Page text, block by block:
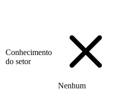
Conhecimento
do setor
Nenhum